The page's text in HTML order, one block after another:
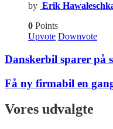
by Erik
0 Points
Upvote Downvote
Danskerbil sparer på
Få ny firmabil en
Vores udvalgte